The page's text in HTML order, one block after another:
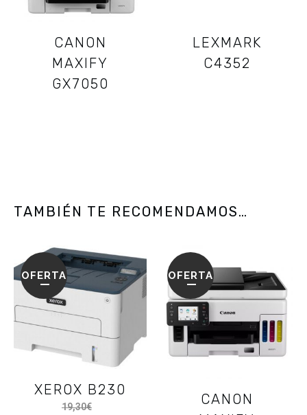
CANON
MAXIFY
GX7050
LEXMARK
C4352
TAMBIÉN TE RECOMENDAMOS…
OFERTA
XEROX B230
19,30€
OFERTA
CANON